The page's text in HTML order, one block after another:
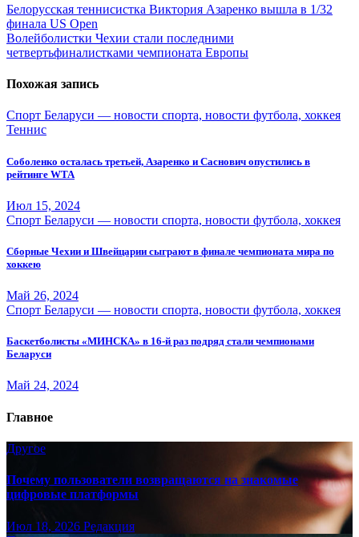
Навигация
по
записям
Белорусская теннисистка Виктория Азаренко вышла в 1/32
финала US Open
Волейболистки Чехии стали последними
четвертьфиналистками чемпионата Европы
Похожая запись
Спорт Беларуси — новости спорта, новости футбола, хоккея
Теннис
Соболенко осталась третьей, Азаренко и Саснович опустились в
рейтинге WTA
Июл 15, 2024
Спорт Беларуси — новости спорта, новости футбола, хоккея
Сборные Чехии и Швейцарии сыграют в финале чемпионата мира по
хоккею
Май 26, 2024
Спорт Беларуси — новости спорта, новости футбола, хоккея
Баскетболисты «МИНСКА» в 16-й раз подряд стали чемпионами
Беларуси
Май 24, 2024
Главное
Другое
Почему пользователи возвращаются на знакомые
цифровые платформы
Июл 18, 2026 Редакция